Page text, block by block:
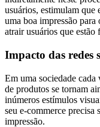
usuários, estimulam que
uma boa impressão para
atrair usuários que estão
Impacto das redes
Em uma sociedade cada
de produtos se tornam
inúmeros estímulos
seu e-commerce precisa
impressão.